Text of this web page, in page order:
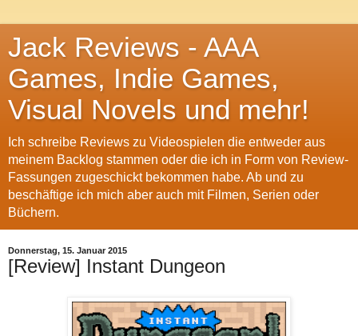
Jack Reviews - AAA
Games, Indie Games,
Visual Novels und mehr!
Ich schreibe Reviews zu Videospielen die entweder aus
meinem Backlog stammen oder die ich in Form von Review-
Fassungen zugeschickt bekommen habe. Ab und zu
beschäftige ich mich aber auch mit Filmen, Serien oder
Büchern.
Donnerstag, 15. Januar 2015
[Review] Instant Dungeon